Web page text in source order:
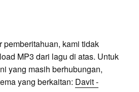
pemberitahuan, kami tidak
MP3 dari lagu di atas. Untuk
yang masih berhubungan,
yang berkaitan: Davit -